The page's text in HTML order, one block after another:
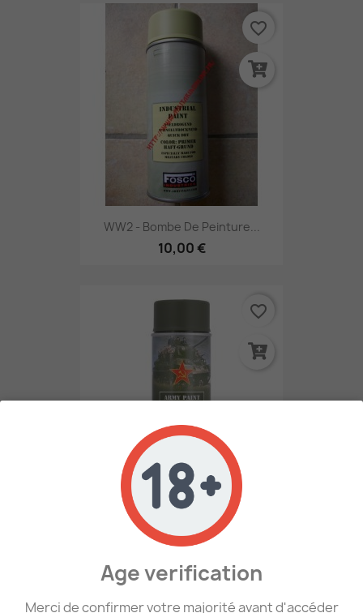
WW2 - Bombe De Peinture...
10,00 €
favorite_border
WW2 - Bombe De Peinture...
7,50 €
favorite_border
Age verification
Merci de confirmer votre majorité avant d'accéder